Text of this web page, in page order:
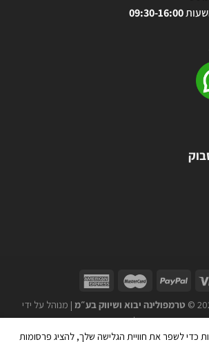
09:30-16:00
טרמפולינה יבוא ושיווק בע״מ| מנוהל על ידי
WEmanage - ניהול אתרים
כדי לשפר את חוויית הגלישה שלך, להציג פרסומות